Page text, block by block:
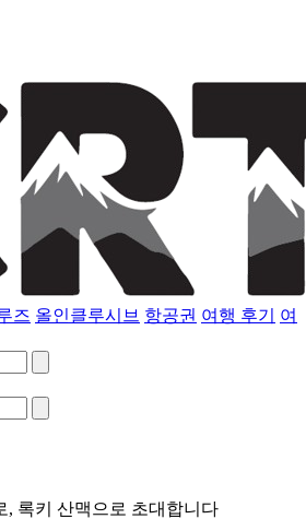
즈 올인클루시브 항공권 여행 후기
여
, 록키 산맥으로 초대합니다